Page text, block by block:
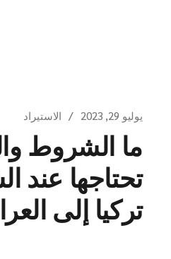
يوليو 29, 2023 الاستيراد
ما الشروط
تحتاجها عند
تركيا إلى